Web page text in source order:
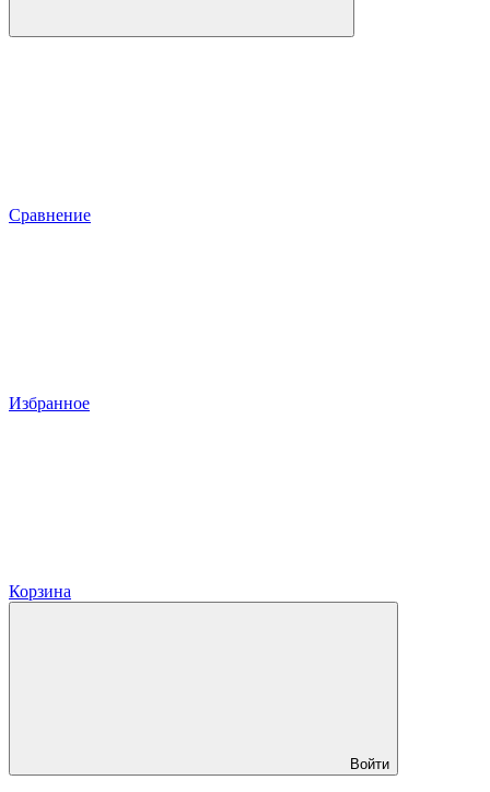
Сравнение
Избранное
Корзина
Войти